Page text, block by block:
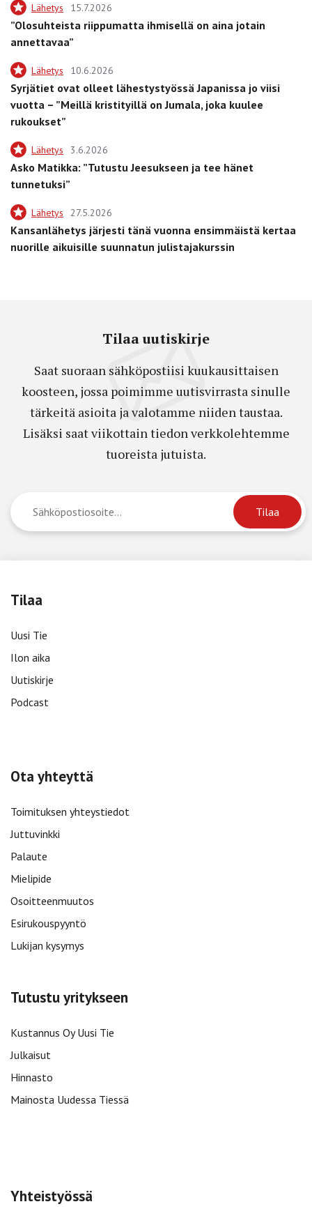
Lähetys 15.7.2026
”Olosuhteista riippumatta ihmisellä on aina jotain
annettavaa”
Lähetys 10.6.2026
Syrjätiet ovat olleet lähestystyössä Japanissa jo viisi
vuotta – ”Meillä kristityillä on Jumala, joka kuulee
rukoukset”
Lähetys 3.6.2026
Asko Matikka: ”Tutustu Jeesukseen ja tee hänet
tunnetuksi”
Lähetys 27.5.2026
Kansanlähetys järjesti tänä vuonna ensimmäistä kertaa
nuorille aikuisille suunnatun julistajakurssin
Tilaa uutiskirje
Saat suoraan sähköpostiisi kuukausittaisen
koosteen, jossa poimimme uutisvirrasta sinulle
tärkeitä asioita ja valotamme niiden taustaa.
Lisäksi saat viikottain tiedon verkkolehtemme
tuoreista jutuista.
Tilaa
Uusi Tie
Ilon aika
Uutiskirje
Podcast
Ota yhteyttä
Toimituksen yhteystiedot
Juttuvinkki
Palaute
Mielipide
Osoitteenmuutos
Esirukouspyyntö
Lukijan kysymys
Tutustu yritykseen
Kustannus Oy Uusi Tie
Julkaisut
Hinnasto
Mainosta Uudessa Tiessä
Yhteistyössä